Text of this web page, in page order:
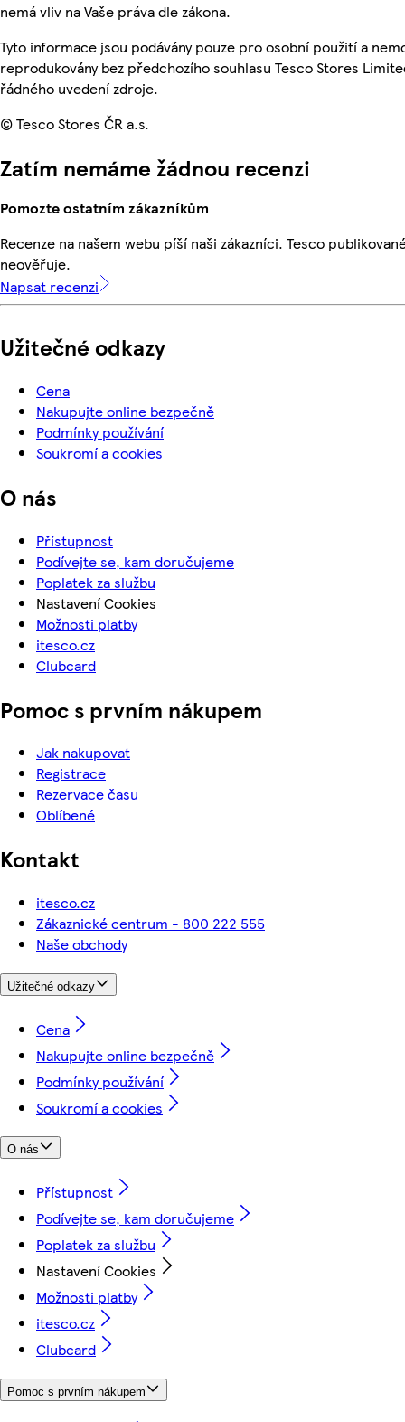
nemá vliv na Vaše práva dle zákona.
Tyto informace jsou podávány pouze pro osobní použití a
reprodukovány bez předchozího souhlasu Tesco Stores
řádného uvedení zdroje.
© Tesco Stores ČR a.s.
Zatím nemáme žádnou recenzi
Pomozte ostatním zákazníkům
Recenze na našem webu píší naši zákazníci. Tesco
neověřuje.
Napsat recenzi
Užitečné odkazy
Cena
Nakupujte online bezpečně
Podmínky používání
Soukromí a cookies
O nás
Přístupnost
Podívejte se, kam doručujeme
Poplatek za službu
Nastavení Cookies
Možnosti platby
itesco.cz
Clubcard
Pomoc s prvním nákupem
Jak nakupovat
Registrace
Rezervace času
Oblíbené
Kontakt
itesco.cz
Zákaznické centrum - 800 222 555
Naše obchody
Užitečné odkazy
Cena
Nakupujte online bezpečně
Podmínky používání
Soukromí a cookies
O nás
Přístupnost
Podívejte se, kam doručujeme
Poplatek za službu
Nastavení Cookies
Možnosti platby
itesco.cz
Clubcard
Pomoc s prvním nákupem